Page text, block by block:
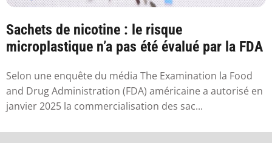
Sachets de nicotine : le risque
microplastique n’a pas été évalué par la FDA
Selon une enquête du média The Examination la Food
and Drug Administration (FDA) américaine a autorisé en
janvier 2025 la commercialisation des sac...